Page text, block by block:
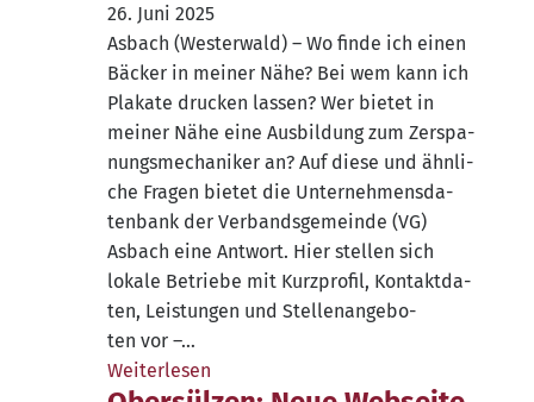
26. Juni 2025
Asbach (Wes­ter­wald) – Wo fin­de ich einen
Bäcker in mei­ner Nähe? Bei wem kann ich
Pla­ka­te dru­cken las­sen? Wer bie­tet in
mei­ner Nähe eine Aus­bil­dung zum Zer­spa­
nungs­me­cha­ni­ker an? Auf die­se und ähn­li­
che Fra­gen bie­tet die Unter­neh­mens­da­
ten­bank der Ver­bands­ge­mein­de (VG)
Asbach eine Ant­wort. Hier stel­len sich
loka­le Betrie­be mit Kurz­pro­fil, Kon­takt­da­
ten, Leis­tun­gen und Stel­len­an­ge­bo­
ten vor –…
Wei­ter­le­sen